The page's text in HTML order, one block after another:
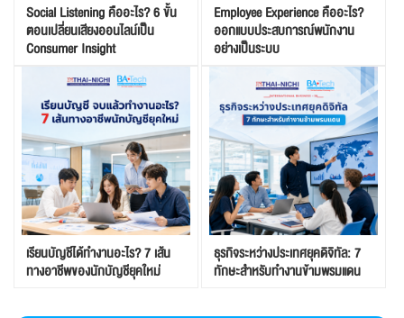
Social Listening คืออะไร? 6 ขั้น
ตอนเปลี่ยนเสียงออนไลน์เป็น
Consumer Insight
Employee Experience คืออะไร?
ออกแบบประสบการณ์พนักงาน
อย่างเป็นระบบ
เรียนบัญชีได้ทำงานอะไร? 7 เส้น
ทางอาชีพของนักบัญชียุคใหม่
ธุรกิจระหว่างประเทศยุคดิจิทัล: 7
ทักษะสำหรับทำงานข้ามพรมแดน